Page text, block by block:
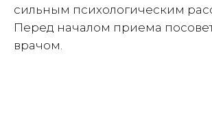
сильным психологическим
Перед началом приема
врачом.